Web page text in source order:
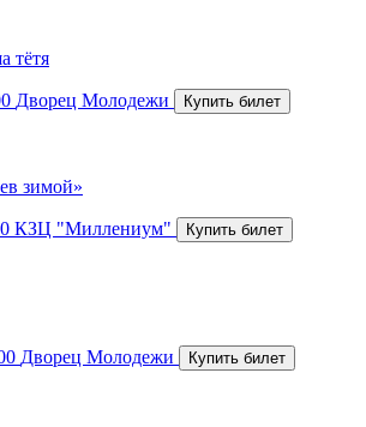
тётя
Дворец Молодежи
зимой»
КЗЦ "Миллениум"
Дворец Молодежи